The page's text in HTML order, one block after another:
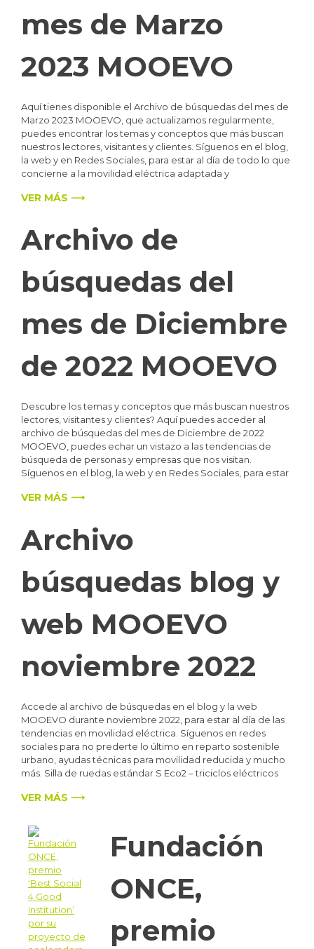
mes de Marzo
2023 MOOEVO
Aquí tienes disponible el Archivo de búsquedas del mes de
Marzo 2023 MOOEVO, que actualizamos regularmente,
puedes encontrar los temas y conceptos que más buscan
nuestros lectores, visitantes y clientes. Síguenos en el blog,
la web y en Redes Sociales, para estar al día de todo lo que
concierne a la movilidad eléctrica adaptada y
VER MÁS ⟶
Archivo de
búsquedas del
mes de Diciembre
de 2022 MOOEVO
Descubre los temas y conceptos que más buscan nuestros
lectores, visitantes y clientes? Aquí puedes acceder al
archivo de búsquedas del mes de Diciembre de 2022
MOOEVO, puedes echar un vistazo a las tendencias de
búsqueda de personas y empresas que nos visitan.
Síguenos en el blog, la web y en Redes Sociales, para estar
VER MÁS ⟶
Archivo
búsquedas blog y
web MOOEVO
noviembre 2022
Accede al archivo de búsquedas en el blog y la web
MOOEVO durante noviembre 2022, para estar al día de las
tendencias en movilidad eléctrica. Síguenos en redes
sociales para no prederte lo último en reparto sostenible
urbano, ayudas técnicas para movilidad reducida y mucho
más. Silla de ruedas estándar S Eco2 – triciclos eléctricos
VER MÁS ⟶
Fundación
ONCE,
premio